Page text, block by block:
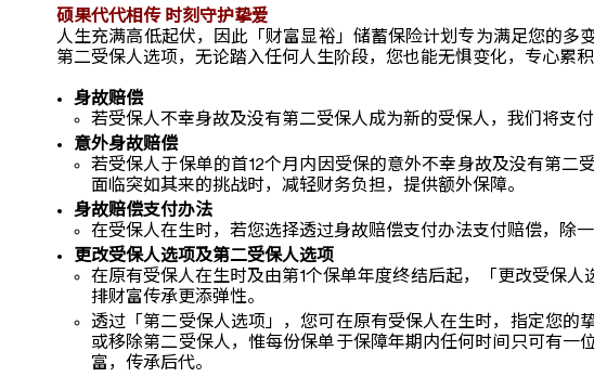
硕果代代相传 时刻守护挚爱
人生充满高低起伏，因此「财富显裕」储蓄保险计划专为满足您的
第二受保人选项，无论踏入任何人生阶段，您也能无惧变化，专心累
身故赔偿
若受保人不幸身故及没有第二受保人成为新的受保人，我们将支
意外身故赔偿
若受保人于保单的首12个月内因受保的意外不幸身故及没有第
面临突如其来的挑战时，减轻财务负担，提供额外保障。
身故赔偿支付办法
在受保人在生时，若您选择透过身故赔偿支付办法支付赔偿，除
更改受保人选项及第二受保人选项
在原有受保人在生时及由第1个保单年度终结后起，「更改受保
排财富传承更添弹性。
透过「第二受保人选项」，您可在原有受保人在生时，指定您
或移除第二受保人，惟每份保单于保障年期内任何时间只可有
富，传承后代。